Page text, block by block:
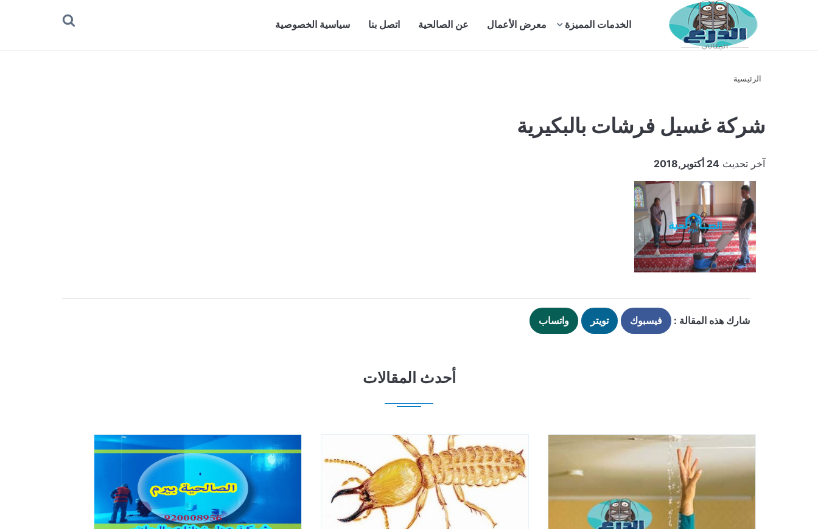
بحث الخدمات المميزة معرض الأعمال عن الصالحية اتصل بنا سياسية الخصوصية
الرئيسية
شركة غسيل فرشات بالبكيرية
آخر تحديث 24 أكتوبر,2018
شارك هذه المقالة : فيسبوك تويتر واتساب
أحدث المقالات